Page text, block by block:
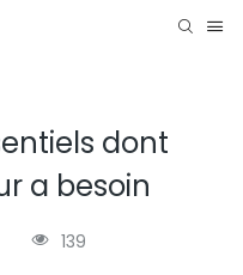
dont
a besoin
139